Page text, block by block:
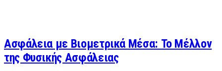
Ασφάλεια με Βιομετρικά Μέσα: Το Μέλλον
της Φυσικής Ασφάλειας